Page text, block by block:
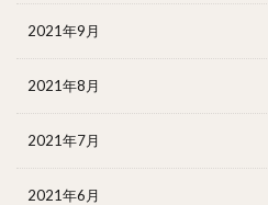
2021年9月
2021年8月
2021年7月
2021年6月